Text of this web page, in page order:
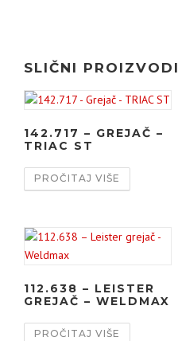
SLIČNI PROIZVODI
142.717 – GREJAČ –
TRIAC ST
PROČITAJ VIŠE
112.638 – LEISTER
GREJAČ – WELDMAX
PROČITAJ VIŠE